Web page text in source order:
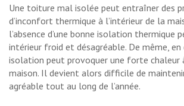
Une toiture mal isolée peut entraîner des
d’inconfort thermique à l’intérieur de la
l’absence d’une bonne isolation thermique
intérieur froid et désagréable. De même, en
isolation peut provoquer une forte chaleur
maison. Il devient alors difficile de
agréable tout au long de l’année.